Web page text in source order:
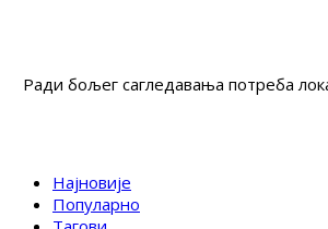
Ради бољег сагледавања потреба
Најновије
Популарно